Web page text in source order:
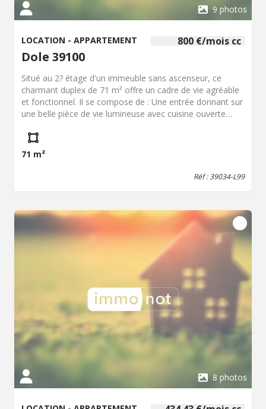
9 photos
800 €/mois cc
LOCATION - APPARTEMENT
Dole 39100
Situé au 2? étage d'un immeuble sans ascenseur, ce
charmant duplex de 71 m² offre un cadre de vie agréable
et fonctionnel. Il se compose de : Une entrée donnant sur
une belle pièce de vie lumineuse avec cuisine ouverte
dont une située à l'étage. Une salle d'eau moderne avec
douche à l'italienne. Un WC indépendant. Équipements
Radiateurs électriques neufs de marque Atlantic, offrant
une consommation maîtrisée. Chauffage électrique.
Animaux non acceptés (chiens et chats), conformément
au souhait du propriétaire. Ce logement saura séduire les
personnes recherchant un appartement spacieux,
fonctionnel et bien agencé. Pour tout renseignement
complémentaire ou pour organiser une visite, n'hésitez
71 m²
Réf : 39034-L99
8 photos